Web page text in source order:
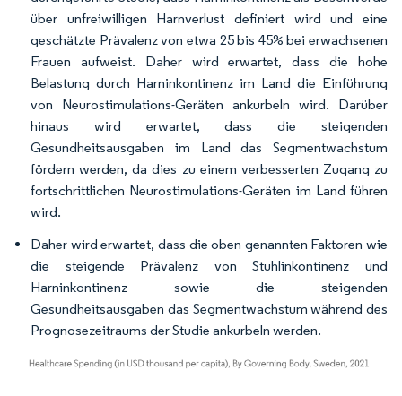
über unfreiwilligen Harnverlust definiert wird und eine
geschätzte Prävalenz von etwa 25 bis 45% bei erwachsenen
Frauen aufweist. Daher wird erwartet, dass die hohe
Belastung durch Harninkontinenz im Land die Einführung
von Neurostimulations-Geräten ankurbeln wird. Darüber
hinaus wird erwartet, dass die steigenden
Gesundheitsausgaben im Land das Segmentwachstum
fördern werden, da dies zu einem verbesserten Zugang zu
fortschrittlichen Neurostimulations-Geräten im Land führen
wird.
Daher wird erwartet, dass die oben genannten Faktoren wie
die steigende Prävalenz von Stuhlinkontinenz und
Harninkontinenz sowie die steigenden
Gesundheitsausgaben das Segmentwachstum während des
Prognosezeitraums der Studie ankurbeln werden.